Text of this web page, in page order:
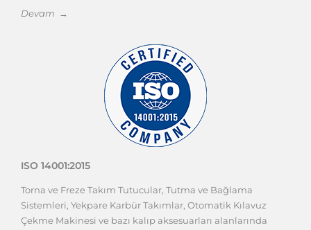
Devam →
ISO 14001:2015
Torna ve Freze Takım Tutucular, Tutma ve Bağlama
Sistemleri, Yekpare Karbür Takımlar, Otomatik Kılavuz
Çekme Makinesi ve bazı kalıp aksesuarları alanlarında